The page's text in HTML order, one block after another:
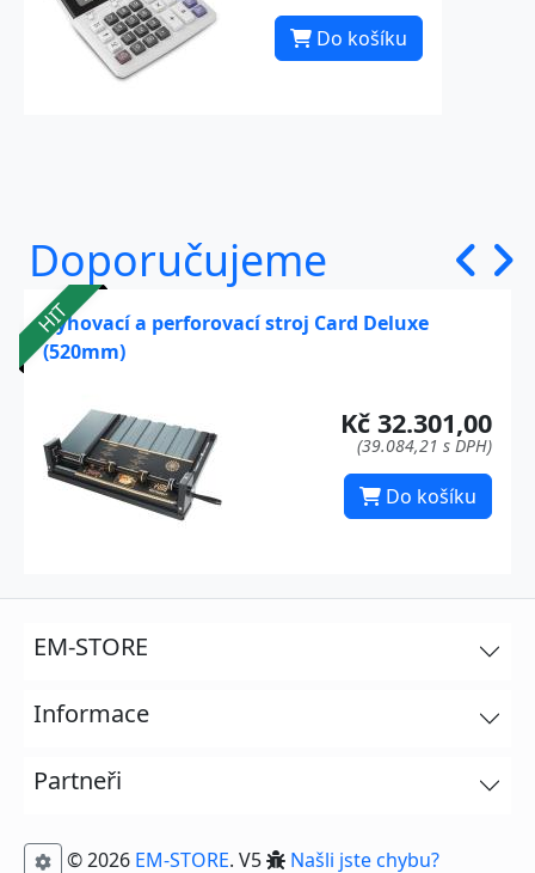
Do košíku
Doporučujeme
HIT
Rýhovací a perforovací stroj Card Deluxe
(520mm)
Kč 32.301,00
(39.084,21 s DPH)
Do košíku
EM-STORE
Informace
Partneři
© 2026 EM-STORE. V5 Našli jste chybu?